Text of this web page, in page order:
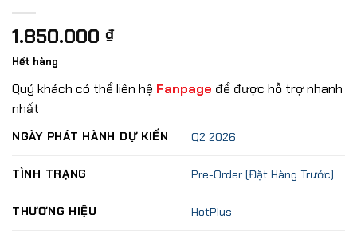
1.850.000 ₫
Hết hàng
Quý khách có thể liên hệ Fanpage để được hỗ trợ nhanh
nhất
NGÀY PHÁT HÀNH DỰ KIẾN Q2 2026
TÌNH TRẠNG Pre-Order (Đặt Hàng Trước)
THƯƠNG HIỆU HotPlus